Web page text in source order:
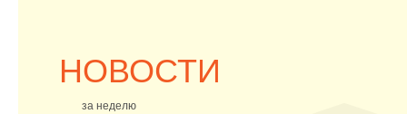
НОВОСТИ
за неделю